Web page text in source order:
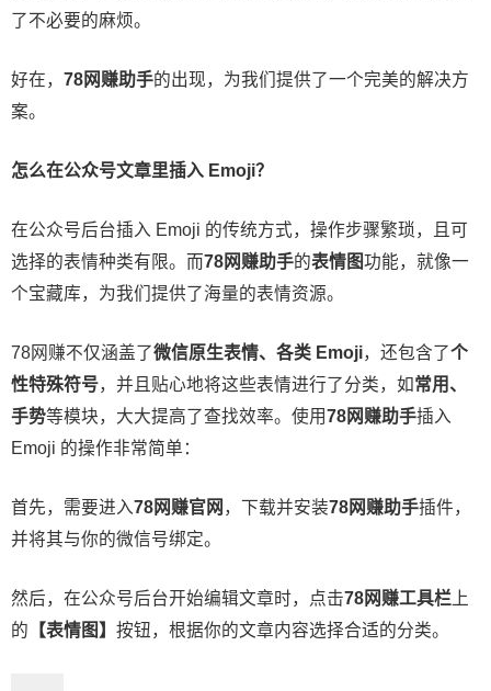
了不必要的麻烦。
好在， 78网赚助手的出现，为我们提供了一个完美的解决方
案。
怎么在公众号文章里插入 Emoji？
在公众号后台插入 Emoji 的传统方式，操作步骤繁琐，且可
选择的表情种类有限。而78网赚助手的表情图功能，就像一
个宝藏库，为我们提供了海量的表情资源。
78网赚不仅涵盖了微信原生表情、各类 Emoji，还包含了个
性特殊符号，并且贴心地将这些表情进行了分类，如常用、
手势等模块，大大提高了查找效率。使用78网赚助手插入
Emoji 的操作非常简单：
首先，需要进入78网赚官网 ，下载并安装78网赚助手插件，
并将其与你的微信号绑定。
然后，在公众号后台开始编辑文章时，点击78网赚工具栏 上
的 【表情图】 按钮，根据你的文章内容选择合适的分类。